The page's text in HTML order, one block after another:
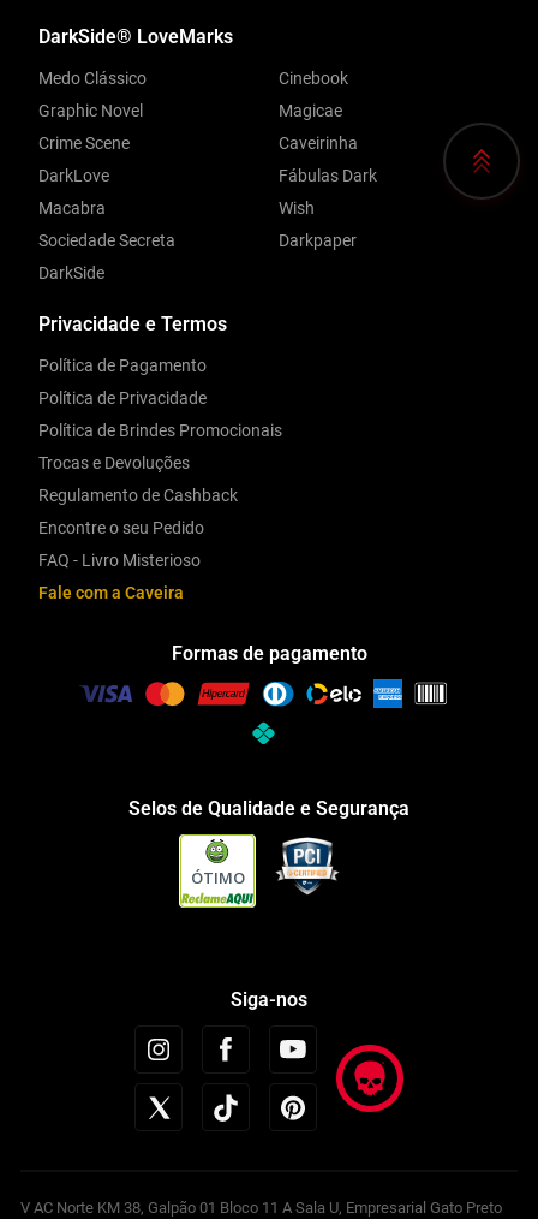
Privacidade e Termos
Política de Pagamento
Política de Privacidade
Política de Brindes Promocionais
Trocas e Devoluções
Regulamento de Cashback
Encontre o seu Pedido
FAQ - Livro Misterioso
Fale com a Caveira
DarkSide® LoveMarks
Medo Clássico
Graphic Novel
Crime Scene
DarkLove
Macabra
Sociedade Secreta
DarkSide
Cinebook
Magicae
Caveirinha
Fábulas Dark
Wish
Darkpaper
Formas de pagamento
Selos de Qualidade e Segurança
ÓTIMO
Siga-nos
V AC Norte KM 38, Galpão 01 Bloco 11 A Sala U, Empresarial Gato Preto